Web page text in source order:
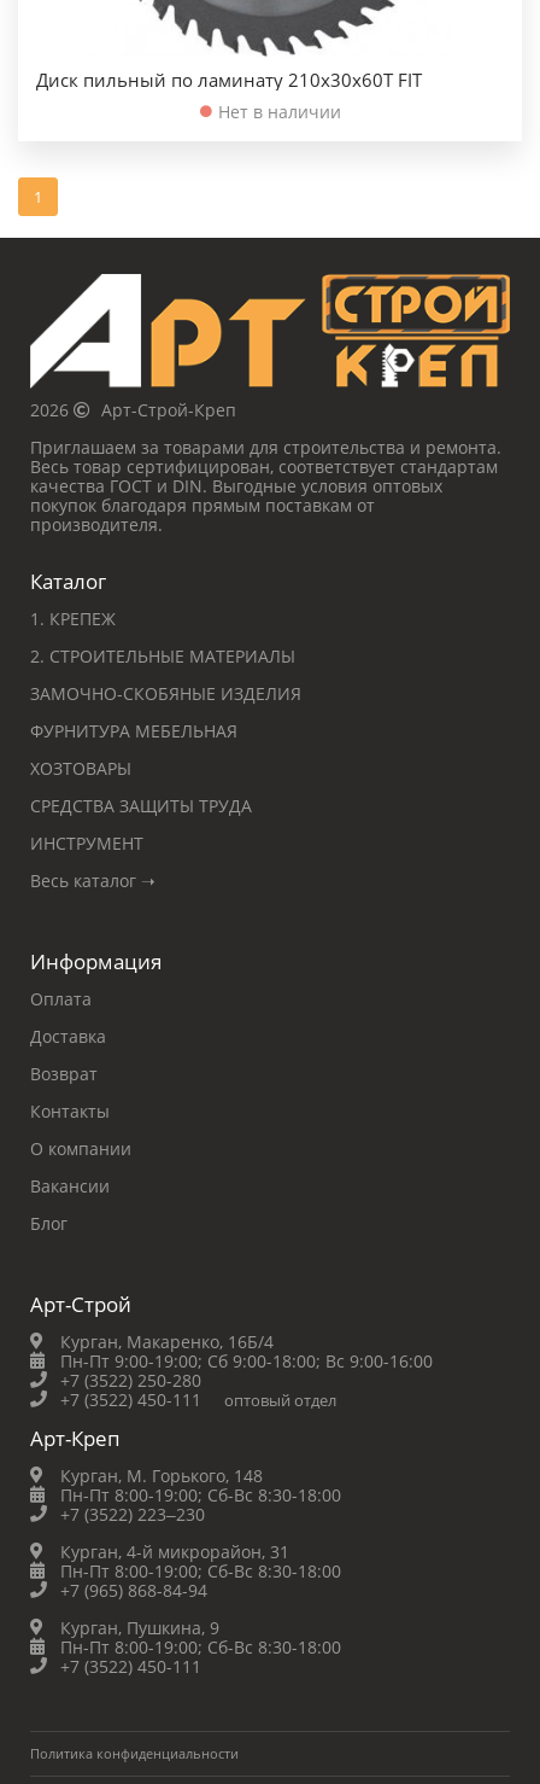
Диск пильный по ламинату 210х30х60Т FIT
Нет в наличии
1
2026
Арт-Строй-Креп
Приглашаем за товарами для строительства и ремонта.
Весь товар сертифицирован, соответствует стандартам
качества ГОСТ и DIN. Выгодные условия оптовых
покупок благодаря прямым поставкам от
производителя.
Каталог
1. КРЕПЕЖ
2. СТРОИТЕЛЬНЫЕ МАТЕРИАЛЫ
ЗАМОЧНО-СКОБЯНЫЕ ИЗДЕЛИЯ
ФУРНИТУРА МЕБЕЛЬНАЯ
ХОЗТОВАРЫ
СРЕДСТВА ЗАЩИТЫ ТРУДА
ИНСТРУМЕНТ
Весь каталог ➝
Информация
Оплата
Доставка
Возврат
Контакты
О компании
Вакансии
Блог
Арт-Строй
Курган, Макаренко, 16Б/4
Пн-Пт 9:00-19:00; Сб 9:00-18:00; Вс 9:00-16:00
+7 (3522) 250-280
+7 (3522) 450-111
оптовый отдел
Арт-Креп
Курган, М. Горького, 148
Пн-Пт 8:00-19:00; Сб-Вс 8:30-18:00
+7 (3522) 223‒230
Курган, 4-й микрорайон, 31
Пн-Пт 8:00-19:00; Сб-Вс 8:30-18:00
+7 (965) 868-84-94
Курган, Пушкина, 9
Пн-Пт 8:00-19:00; Сб-Вс 8:30-18:00
+7 (3522) 450-111
Политика конфиденциальности